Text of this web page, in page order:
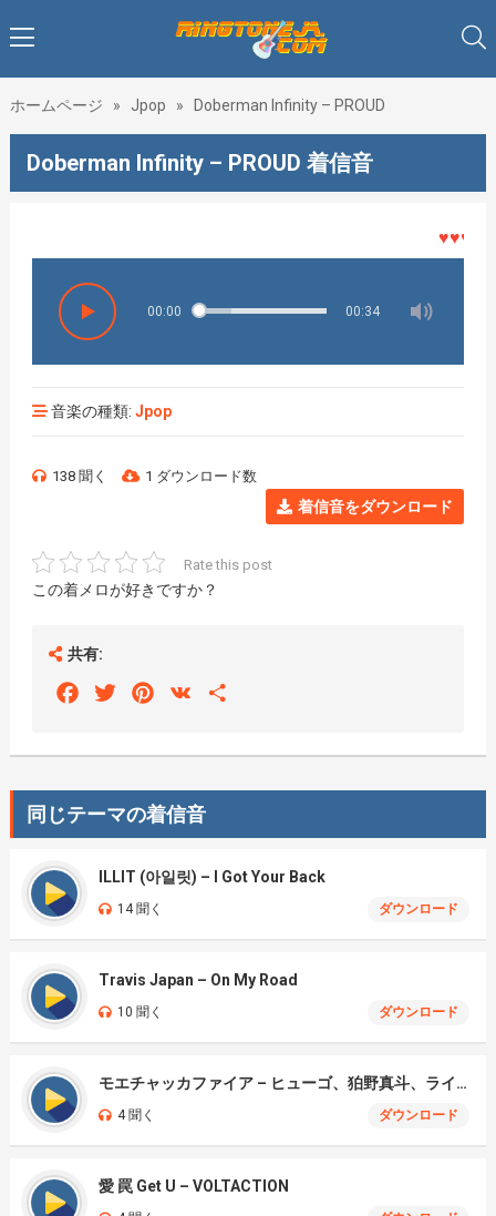
ホームページ » Jpop » Doberman Infinity – PROUD
Doberman Infinity – PROUD 着信音
♥♥♥着メ
00:00 00:34
音楽の種類: Jpop
138 聞く 1 ダウンロード数
着信音をダウンロード
Rate this post
この着メロが好きですか？
共有:
FacebookTwitterPinterest
VK
同じテーマの着信音
ILLIT (아일릿) – I Got Your Back
14 聞く ダウンロード
Travis Japan – On My Road
10 聞く ダウンロード
モエチャッカファイア – ヒューゴ、狛野真斗、ライト、セヴェリアン (Cover )
4 聞く ダウンロード
愛 罠 Get U – VOLTACTION